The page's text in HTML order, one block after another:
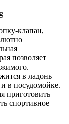
клапан,
позволяет
в ладонь
в посудомойке.
приготовить
спортивное